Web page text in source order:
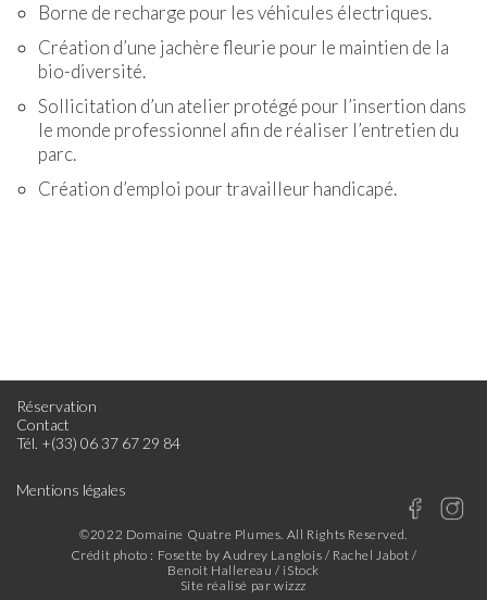
Borne de recharge pour les véhicules électriques.
Création d’une jachère fleurie pour le maintien de la
bio-diversité.
Sollicitation d’un atelier protégé pour l’insertion dans
le monde professionnel afin de réaliser l’entretien du
parc.
Création d’emploi pour travailleur handicapé.
©2022 Domaine Quatre Plumes. All Rights Reserved.
Crédit photo : Fosette by Audrey Langlois / Rachel Jabot /
Benoit Hallereau / iStock
Site réalisé parwizzz
Réservation
Contact
Mentions légales
Tél. +(33) 06 37 67 29 84